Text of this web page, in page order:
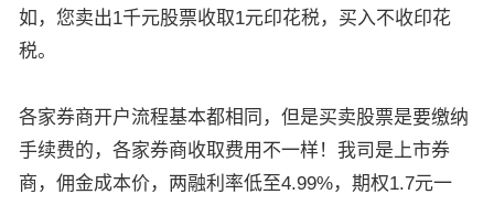
如，您卖出1千元股票收取1元印花税，买入不收印花
税。
各家券商开户流程基本都相同，但是买卖股票是要缴纳
手续费的，各家券商收取费用不一样！我司是上市券
商，佣金成本价，两融利率低至4.99%，期权1.7元一